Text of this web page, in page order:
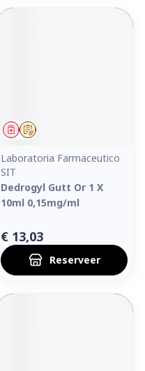
Op voorschrift
Geneesmiddel
Laboratoria Farmaceutico
SIT
Dedrogyl Gutt Or 1 X
10ml 0,15mg/ml
€ 13,03
Reserveer